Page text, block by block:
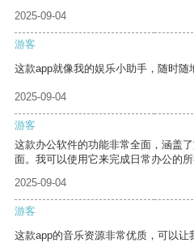
2025-09-04
游客
这款app就像我的娱乐小助手，随时随
2025-09-04
游客
这款办公软件的功能非常全面，涵盖
面。我可以使用它来完成日常办公的所
2025-09-04
游客
这款app的音乐资源非常优质，可以让